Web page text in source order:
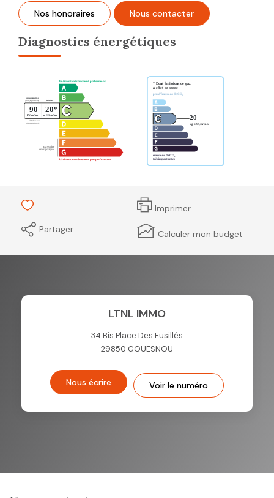
Nos honoraires Nous contacter
Diagnostics énergétiques
Imprimer
Partager
Calculer mon budget
LTNL IMMO
34 Bis Place Des Fusillés
29850 GOUESNOU
Nous écrire Voir le numéro